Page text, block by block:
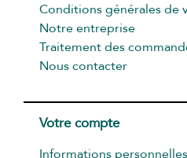
Conditions générales de
Notre entreprise
Traitement des
Nous contacter
Votre compte
Informations personnelles